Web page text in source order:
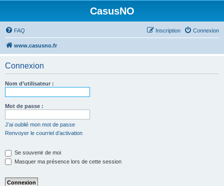
CasusNO
FAQ Connexion
Inscription
www.casusno.fr
Connexion
Nom d’utilisateur :
Mot de passe :
J’ai oublié mon mot de passe
Renvoyer le courriel d’activation
Se souvenir de moi
Masquer ma présence lors de cette session